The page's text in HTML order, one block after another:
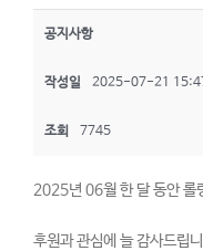
공지사항
작성일 2025-07-21
조회 7745
2025년 06월 한 달 동안 롤
후원과 관심에 늘 감사드립